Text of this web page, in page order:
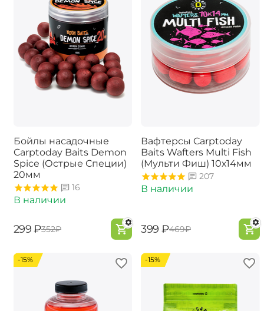
Бойлы насадочные
Carptoday Baits Demon
Spice (Острые Специи)
20мм
16
В наличии
‍299‍ ₽‍352‍₽
Вафтерсы Carptoday
Baits Wafters Multi Fish
(Мульти Фиш) 10х14мм
207
В наличии
‍399‍ ₽‍469‍₽
-15% -15%